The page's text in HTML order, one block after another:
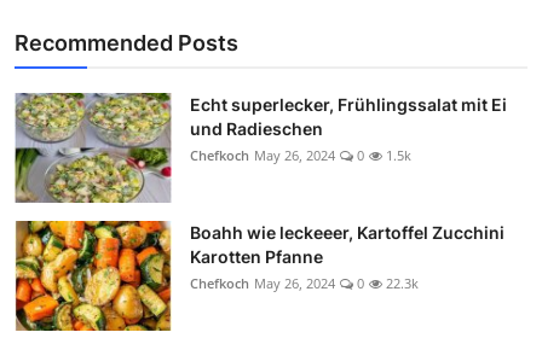
Recommended Posts
Echt superlecker, Frühlingssalat mit Ei
und Radieschen
Chefkoch May 26, 2024 0 1.5k
Boahh wie leckeeer, Kartoffel Zucchini
Karotten Pfanne
Chefkoch May 26, 2024 0 22.3k